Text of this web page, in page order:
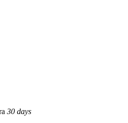
30 days